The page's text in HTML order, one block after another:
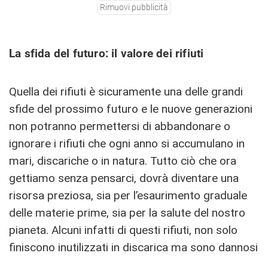
Rimuovi pubblicità
La sfida del futuro: il valore dei rifiuti
Quella dei rifiuti è sicuramente una delle grandi
sfide del prossimo futuro e le nuove generazioni
non potranno permettersi di abbandonare o
ignorare i rifiuti che ogni anno si accumulano in
mari, discariche o in natura. Tutto ciò che ora
gettiamo senza pensarci, dovrà diventare una
risorsa preziosa, sia per l’esaurimento graduale
delle materie prime, sia per la salute del nostro
pianeta. Alcuni infatti di questi rifiuti, non solo
finiscono inutilizzati in discarica ma sono dannosi